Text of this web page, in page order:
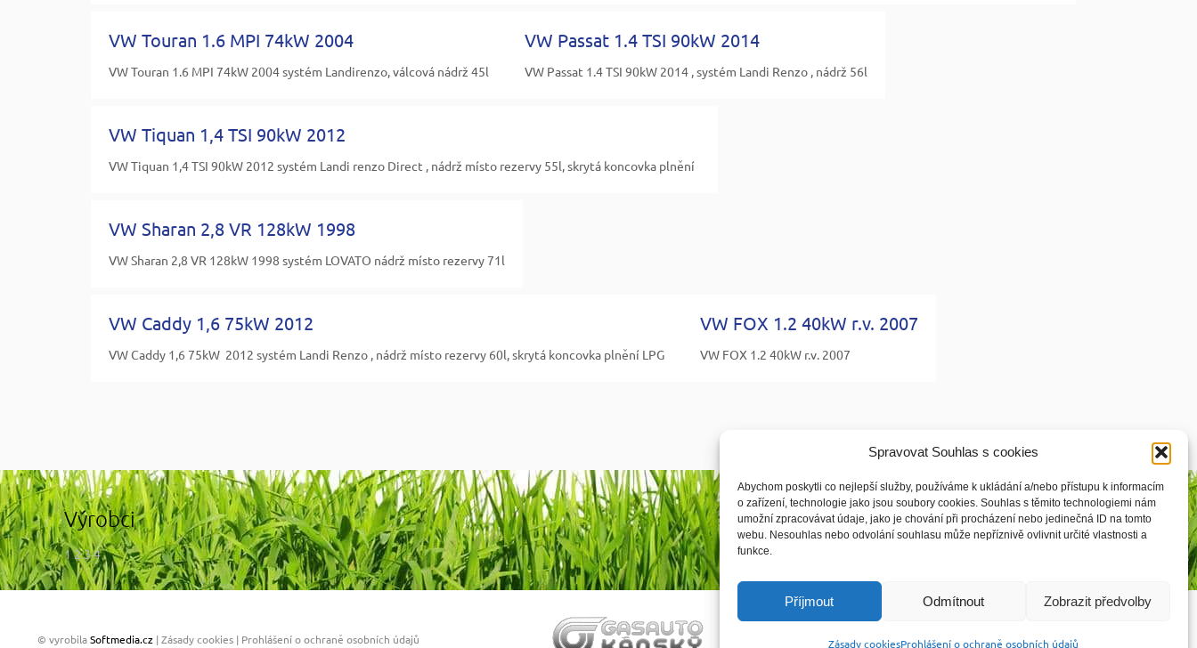
Spravovat Souhlas s cookies
Abychom poskytli co nejlepší služby, používáme k ukládání a/nebo přístupu k informacím
o zařízení, technologie jako jsou soubory cookies. Souhlas s těmito technologiemi nám
umožní zpracovávat údaje, jako je chování při procházení nebo jedinečná ID na tomto
webu. Nesouhlas nebo odvolání souhlasu může nepříznivě ovlivnit určité vlastnosti a
funkce.
Příjmout Odmítnout Zobrazit předvolby
Zásady cookiesProhlášení o ochraně osobních údajů
VW Touran 1.6 MPI 74kW 2004
VW Touran 1.6 MPI 74kW 2004 systém Landirenzo, válcová nádrž 45l
VW Passat 1.4 TSI 90kW 2014
VW Passat 1.4 TSI 90kW 2014 , systém Landi Renzo , nádrž 56l
VW Tiquan 1,4 TSI 90kW 2012
VW Tiquan 1,4 TSI 90kW 2012 systém Landi renzo Direct , nádrž místo rezervy 55l, skrytá koncovka plnění
VW Sharan 2,8 VR 128kW 1998
VW Sharan 2,8 VR 128kW 1998 systém LOVATO nádrž místo rezervy 71l
VW Caddy 1,6 75kW 2012
VW Caddy 1,6 75kW 2012 systém Landi Renzo , nádrž místo rezervy 60l, skrytá koncovka plnění LPG
VW FOX 1.2 40kW r.v. 2007
VW FOX 1.2 40kW r.v. 2007
Výrobci
1 2 3 4
© vyrobilaSoftmedia.cz |Zásady cookies | Prohlášení o ochraně osobních údajů Vyhledávání: